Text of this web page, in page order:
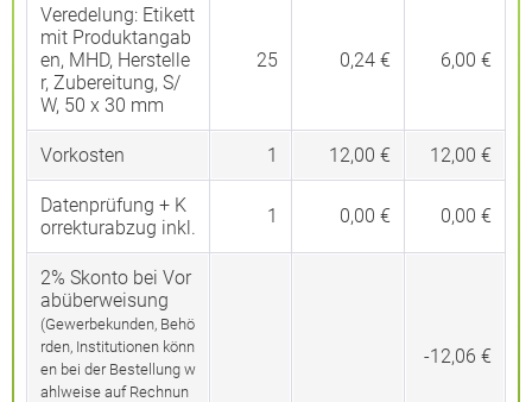
Veredelung: Etikett
mit Produktangab
en, MHD, Herstelle
r, Zubereitung, S/
W, 50 x 30 mm
25 0,24 € 6,00 €
Vorkosten 1 12,00 € 12,00 €
Datenprüfung + K
orrekturabzug inkl.
1 0,00 € 0,00 €
2% Skonto bei Vor
abüberweisung
(Gewerbekunden, Behö
rden, Institutionen könn
en bei der Bestellung w
ahlweise auf Rechnun
-12,06 €